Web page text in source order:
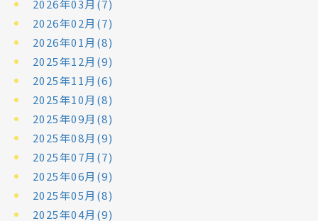
2026年03月(7)
2026年02月(7)
2026年01月(8)
2025年12月(9)
2025年11月(6)
2025年10月(8)
2025年09月(8)
2025年08月(9)
2025年07月(7)
2025年06月(9)
2025年05月(8)
2025年04月(9)